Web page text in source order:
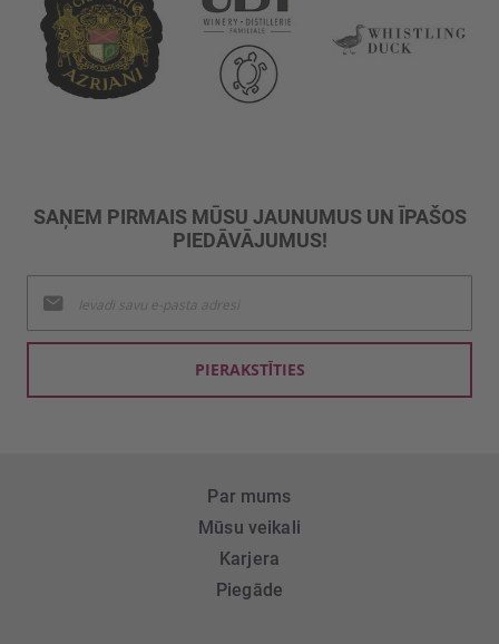
SAŅEM PIRMAIS MŪSU JAUNUMUS UN ĪPAŠOS
PIEDĀVĀJUMUS!
jaunumu
saņemšanai:
PIERAKSTĪTIES
Par mums
Mūsu veikali
Karjera
Piegāde